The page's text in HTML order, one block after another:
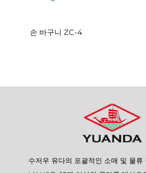
손 바구니 ZC-4
수저우 유다의 포괄적인 소매 및 물류